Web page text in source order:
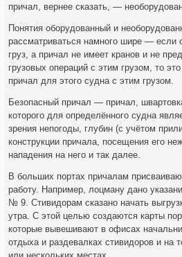
причал, вернее сказать, —
Понятия оборудованный и
рассматриваться намного шире — если
груз, а причал не имеет кранов и не
грузовых операций с этим грузом, то
причал для этого судна с этим грузом.
Безопасный причал — причал,
которого для определённого судна
зрения непогоды, глубин (с учётом
конструкции причала, посещения его
нападения на него и так далее.
В больших портах причалам
работу. Например, лоцману дано
№ 9. Стивидорам сказано начать
утра. С этой целью создаются карты
которые вывешивают в офисах
отдыха и раздевалках стивидоров и на